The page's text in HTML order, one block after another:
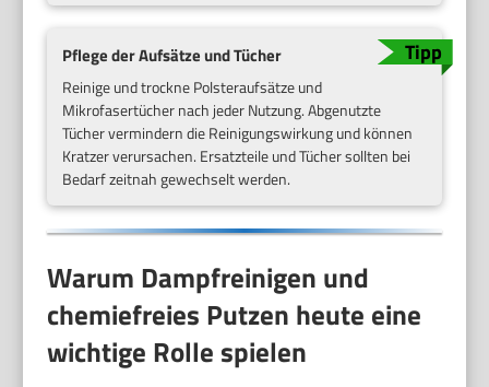
Pflege der Aufsätze und Tücher
Reinige und trockne Polsteraufsätze und
Mikrofasertücher nach jeder Nutzung. Abgenutzte
Tücher vermindern die Reinigungswirkung und können
Kratzer verursachen. Ersatzteile und Tücher sollten bei
Bedarf zeitnah gewechselt werden.
Warum Dampfreinigen und
chemiefreies Putzen heute eine
wichtige Rolle spielen